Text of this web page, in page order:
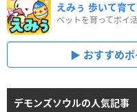
えみぅ 歩いて育
おすすめ
デモンズソウルの人気記事